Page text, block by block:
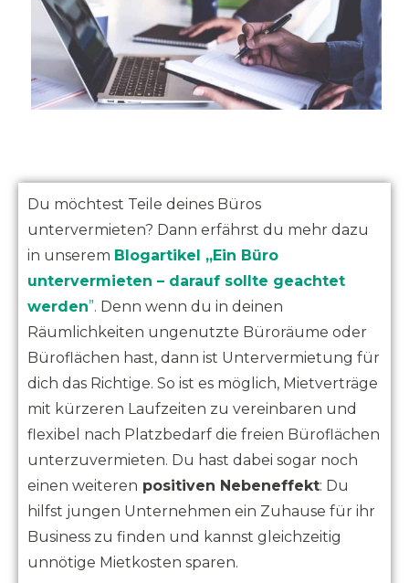
Du möchtest Teile deines Büros
untervermieten? Dann erfährst du mehr dazu
in unserem Blogartikel „Ein Büro
untervermieten – darauf sollte geachtet
werden”. Denn wenn du in deinen
Räumlichkeiten ungenutzte Büroräume oder
Büroflächen hast, dann ist Untervermietung für
dich das Richtige. So ist es möglich, Mietverträge
mit kürzeren Laufzeiten zu vereinbaren und
flexibel nach Platzbedarf die freien Büroflächen
unterzuvermieten. Du hast dabei sogar noch
einen weiteren positiven Nebeneffekt: Du
hilfst jungen Unternehmen ein Zuhause für ihr
Business zu finden und kannst gleichzeitig
unnötige Mietkosten sparen.